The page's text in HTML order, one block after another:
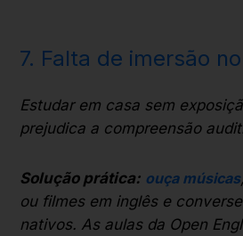
7. Falta de imersão
Estudar em casa sem
prejudica a compreensão
Solução prática: ouça músicas
ou filmes em inglês e
nativos. As aulas da Open